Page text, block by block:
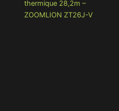
thermique 28,2m –
ZOOMLION ZT26J-V